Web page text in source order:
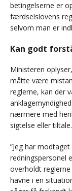
betingelserne er
færdselslovens
selvom man er
Kan godt
Ministeren
måtte være
reglerne, kan der
nærmere med
sigtelse eller tiltale.
”Jeg har
redningspersonel
overholdt
havne i en